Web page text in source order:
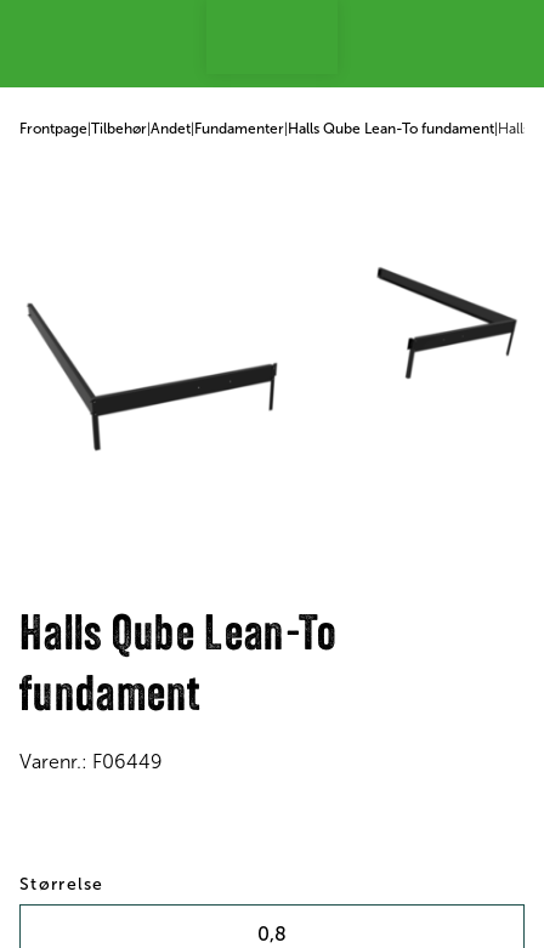
Frontpage Tilbehør Andet Fundamenter Halls Qube Lean-To fundament Halls
Halls Qube Lean-To
fundament
Varenr.: F06449
Størrelse
0,8